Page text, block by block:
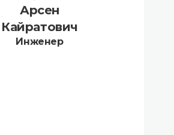
Арсен
Кайратович
Инженер